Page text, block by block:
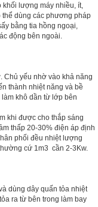
lượng máy nhiều, ít,
dùng các phương pháp
bằng tia hồng ngoại,
động bên ngoài.
Chủ yếu nhờ vào khả năng
thành nhiệt năng và bề
khô dần từ lớp bên
khi được cho thắp sáng
thấp 20-30% điện áp định
phối đều nhiệt lượng
cứ 1m3 cần 2-3Kw.
dùng dây quấn tỏa nhiệt
ra từ bên trong làm bay